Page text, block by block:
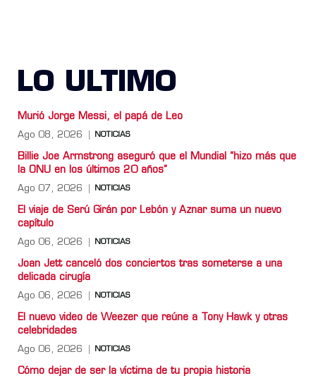
LO ULTIMO
Murió Jorge Messi, el papá de Leo
Ago 08, 2026 NOTICIAS
Billie Joe Armstrong aseguró que el Mundial “hizo más que
la ONU en los últimos 20 años”
Ago 07, 2026 NOTICIAS
El viaje de Serú Girán por Lebón y Aznar suma un nuevo
capítulo
Ago 06, 2026 NOTICIAS
Joan Jett canceló dos conciertos tras someterse a una
delicada cirugía
Ago 06, 2026 NOTICIAS
El nuevo video de Weezer que reúne a Tony Hawk y otras
celebridades
Ago 06, 2026 NOTICIAS
Cómo dejar de ser la víctima de tu propia historia